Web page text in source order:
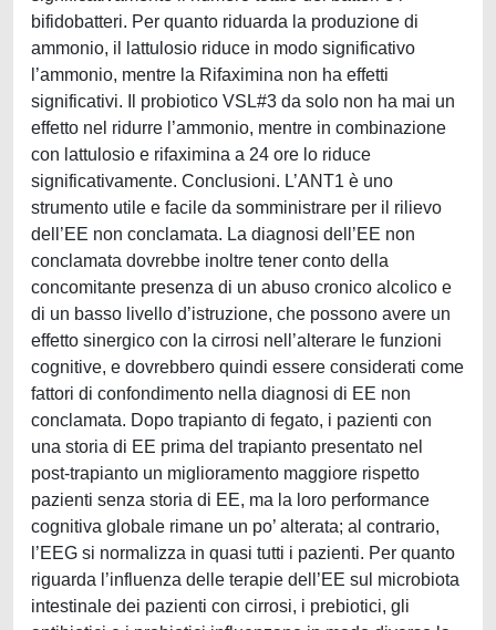
bifidobatteri. Per quanto riduarda la produzione di
ammonio, il lattulosio riduce in modo significativo
l’ammonio, mentre la Rifaximina non ha effetti
significativi. Il probiotico VSL#3 da solo non ha mai un
effetto nel ridurre l’ammonio, mentre in combinazione
con lattulosio e rifaximina a 24 ore lo riduce
significativamente. Conclusioni. L’ANT1 è uno
strumento utile e facile da somministrare per il rilievo
dell’EE non conclamata. La diagnosi dell’EE non
conclamata dovrebbe inoltre tener conto della
concomitante presenza di un abuso cronico alcolico e
di un basso livello d’istruzione, che possono avere un
effetto sinergico con la cirrosi nell’alterare le funzioni
cognitive, e dovrebbero quindi essere considerati come
fattori di confondimento nella diagnosi di EE non
conclamata. Dopo trapianto di fegato, i pazienti con
una storia di EE prima del trapianto presentato nel
post-trapianto un miglioramento maggiore rispetto
pazienti senza storia di EE, ma la loro performance
cognitiva globale rimane un po’ alterata; al contrario,
l’EEG si normalizza in quasi tutti i pazienti. Per quanto
riguarda l’influenza delle terapie dell’EE sul microbiota
intestinale dei pazienti con cirrosi, i prebiotici, gli